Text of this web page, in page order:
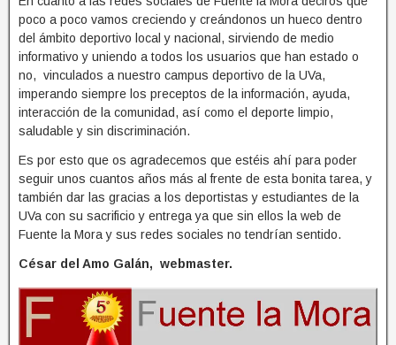
poco a poco vamos creciendo y creándonos un hueco dentro
del ámbito deportivo local y nacional, sirviendo de medio
informativo y uniendo a todos los usuarios que han estado o
no, vinculados a nuestro campus deportivo de la UVa,
imperando siempre los preceptos de la información, ayuda,
interacción de la comunidad, así como el deporte limpio,
saludable y sin discriminación.
Es por esto que os agradecemos que estéis ahí para poder
seguir unos cuantos años más al frente de esta bonita tarea, y
también dar las gracias a los deportistas y estudiantes de la
UVa con su sacrificio y entrega ya que sin ellos la web de
Fuente la Mora y sus redes sociales no tendrían sentido.
César del Amo Galán, webmaster.